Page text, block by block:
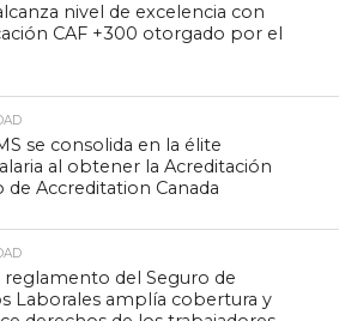
nivel de excelencia con
CAF +300 otorgado por el
se consolida en la élite
al obtener la Acreditación
de Accreditation Canada
reglamento del Seguro de
Laborales amplía cobertura y